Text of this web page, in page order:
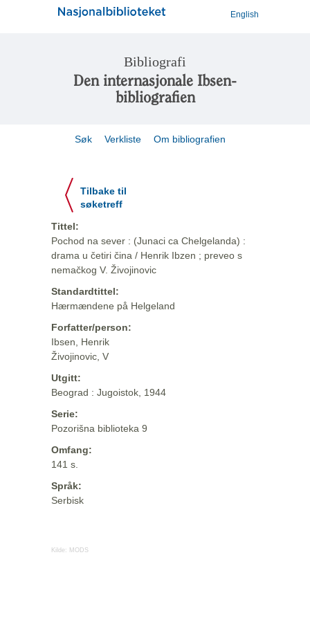
English
Bibliografi
Den internasjonale Ibsen-
bibliografien
Søk Verkliste Om bibliografien
Tilbake til
søketreff
Tittel:
Pochod na sever : (Junaci ca Chelgelanda) :
drama u četiri čina / Henrik Ibzen ; preveo s
nemačkog V. Živojinovic
Standardtittel:
Hærmændene på Helgeland
Forfatter/person:
Ibsen, Henrik
Živojinovic, V
Utgitt:
Beograd : Jugoistok, 1944
Serie:
Pozorišna biblioteka 9
Omfang:
141 s.
Språk:
Serbisk
Kilde: MODS